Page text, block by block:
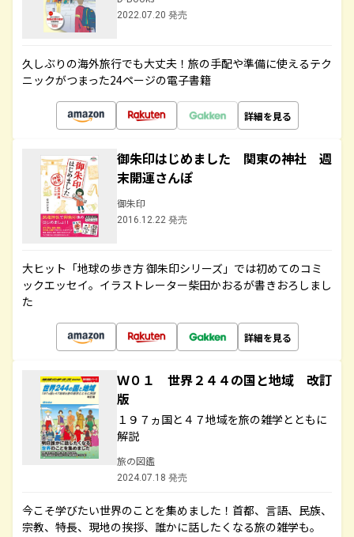
2022.07.20 発売
久しぶりの海外旅行でも大丈夫！旅の手配や準備に使えるテク
ニックがつまった24ページの電子書籍
詳細を見る
御朱印はじめました 関東の神社 週
末開運さんぽ
御朱印
2016.12.22 発売
大ヒット「地球の歩き方 御朱印シリーズ」では初めてのコミ
ックエッセイ。イラストレーター柴田かおるが書きおろしまし
た
詳細を見る
Ｗ０１ 世界２４４の国と地域 改訂
版
１９７ヵ国と４７地域を旅の雑学とともに
解説
旅の図鑑
2024.07.18 発売
今こそ学びたい世界のことを集めました！首都、言語、民族、
宗教、特長、現地の挨拶、誰かに話したくなる旅の雑学も。